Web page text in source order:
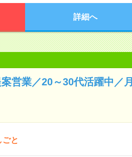
詳細へ
営業／20～30代活躍中／月
と